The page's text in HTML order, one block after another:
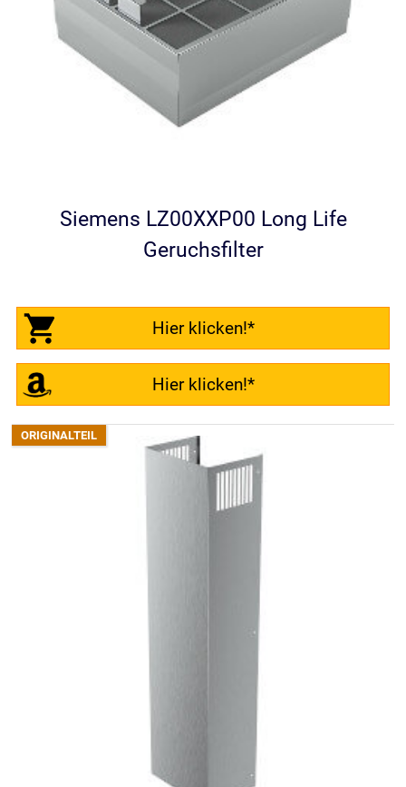
Siemens LZ00XXP00 Long Life
Geruchsfilter
Hier klicken!*
Hier klicken!*